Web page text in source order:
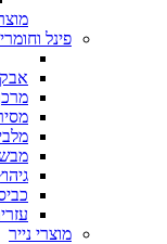
פינל
מוצרי נייר